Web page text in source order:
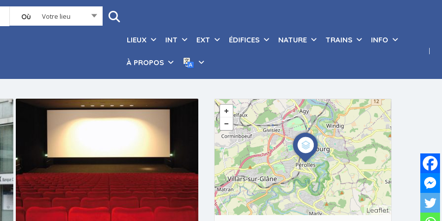
Où Votre lieu
LIEUX INT EXT ÉDIFICES NATURE TRAINS INFO
À PROPOS
Leaflet